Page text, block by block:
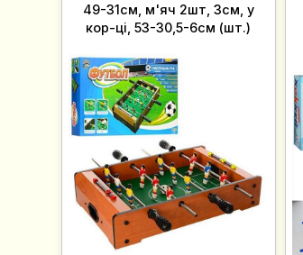
49-31см, м'яч 2шт, 3см, у
кор-ці, 53-30,5-6см (шт.)